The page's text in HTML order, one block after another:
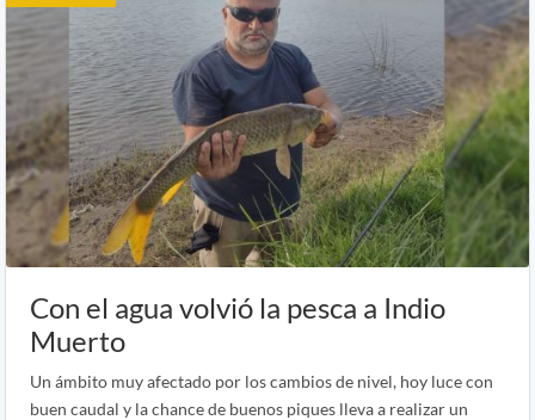
Con el agua volvió la pesca a Indio
Muerto
Un ámbito muy afectado por los cambios de nivel, hoy luce con
buen caudal y la chance de buenos piques lleva a realizar un